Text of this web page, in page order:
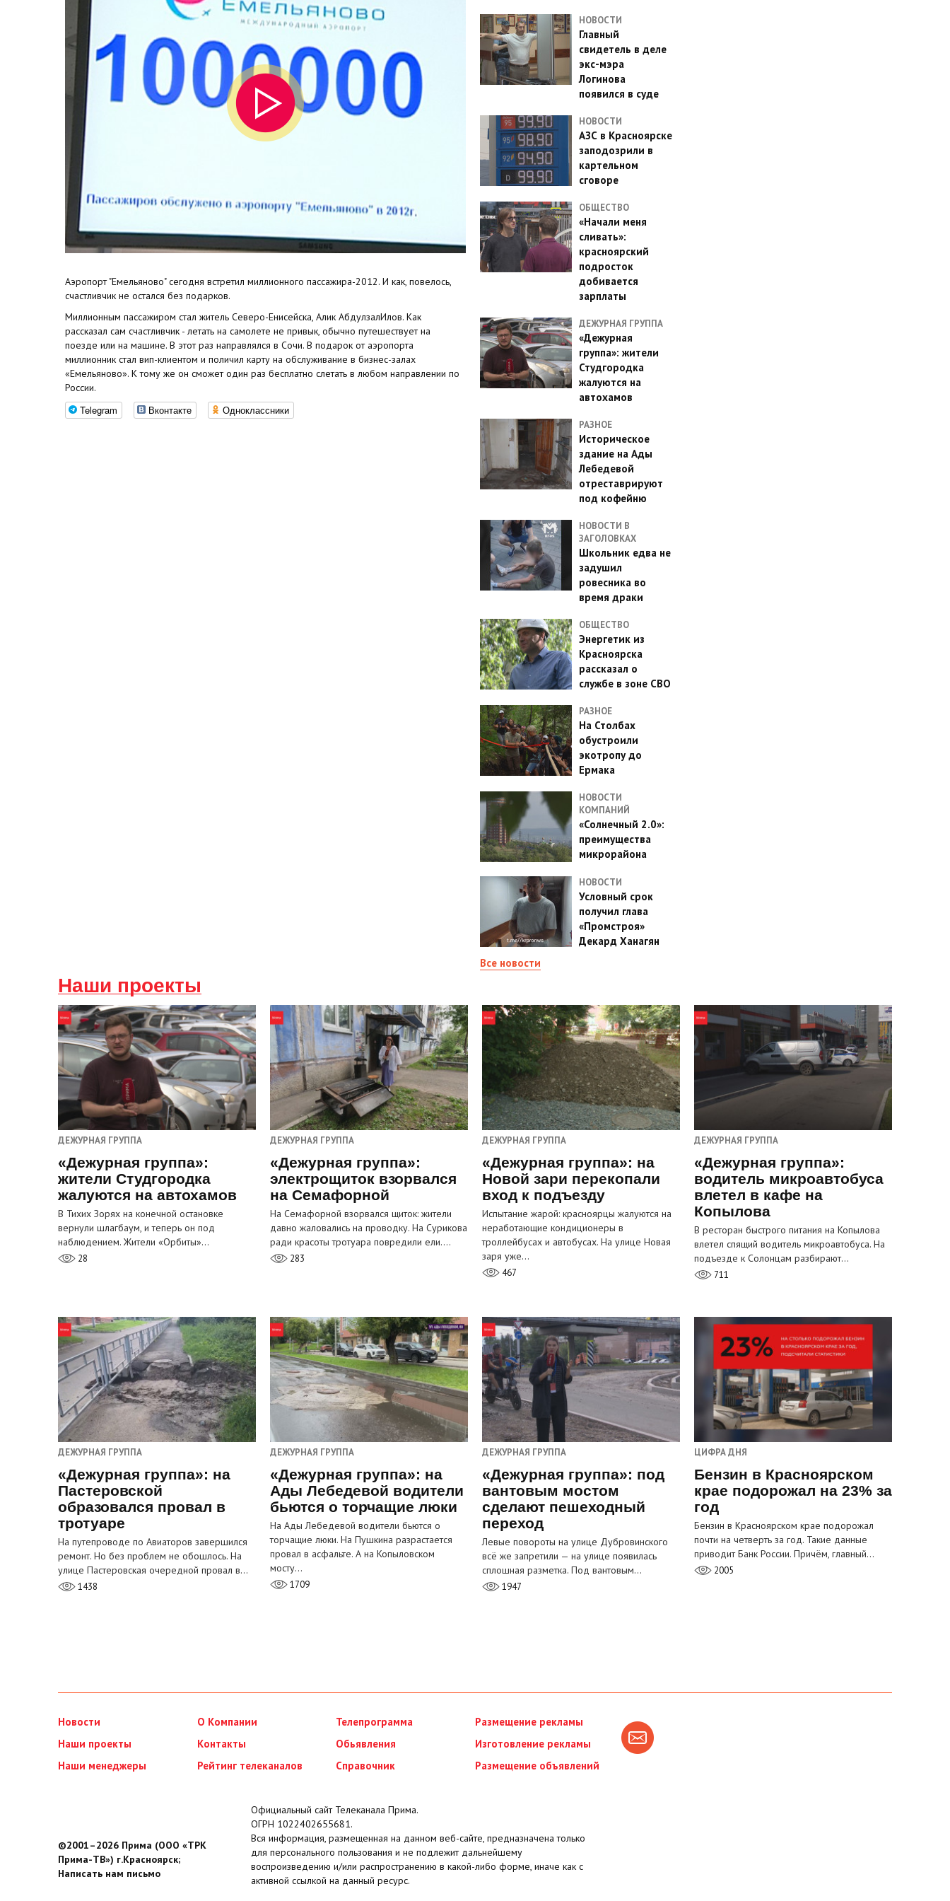
Аэропорт "Емельяново" сегодня встретил миллионного пассажира-2012. И как, повелось,
счастливчик не остался без подарков.
Миллионным пассажиром стал житель Северо-Енисейска, Алик АбдулзалИлов. Как
рассказал сам счастливчик - летать на самолете не привык, обычно путешествует на
поезде или на машине. В этот раз направлялся в Сочи. В подарок от аэропорта
миллионник стал вип-клиентом и поличил карту на обслуживание в бизнес-залах
«Емельяново». К тому же он сможет один раз бесплатно слетать в любом направлении по
России.
Telegram Вконтакте Одноклассники
НОВОСТИ
Главный
свидетель в деле
экс-мэра
Логинова
появился в суде
НОВОСТИ
АЗС в Красноярске
заподозрили в
картельном
сговоре
ОБЩЕСТВО
«Начали меня
сливать»:
красноярский
подросток
добивается
зарплаты
ДЕЖУРНАЯ ГРУППА
«Дежурная
группа»: жители
Студгородка
жалуются на
автохамов
РАЗНОЕ
Историческое
здание на Ады
Лебедевой
отреставрируют
под кофейню
НОВОСТИ В
ЗАГОЛОВКАХ
Школьник едва не
задушил
ровесника во
время драки
ОБЩЕСТВО
Энергетик из
Красноярска
рассказал о
службе в зоне СВО
РАЗНОЕ
На Столбах
обустроили
экотропу до
Ермака
НОВОСТИ
КОМПАНИЙ
«Солнечный 2.0»:
преимущества
микрорайона
НОВОСТИ
Условный срок
получил глава
«Промстроя»
Декард Ханагян
Все новости
Наши проекты
ДЕЖУРНАЯ ГРУППА
«Дежурная группа»:
жители Студгородка
жалуются на автохамов
В Тихих Зорях на конечной остановке
вернули шлагбаум, и теперь он под
наблюдением. Жители «Орбиты»…
28
ДЕЖУРНАЯ ГРУППА
«Дежурная группа»:
электрощиток взорвался
на Семафорной
На Семафорной взорвался щиток: жители
давно жаловались на проводку. На Сурикова
ради красоты тротуара повредили ели.…
283
ДЕЖУРНАЯ ГРУППА
«Дежурная группа»: на
Новой зари перекопали
вход к подъезду
Испытание жарой: красноярцы жалуются на
неработающие кондиционеры в
троллейбусах и автобусах. На улице Новая
заря уже…
467
ДЕЖУРНАЯ ГРУППА
«Дежурная группа»:
водитель микроавтобуса
влетел в кафе на
Копылова
В ресторан быстрого питания на Копылова
влетел спящий водитель микроавтобуса. На
подъезде к Солонцам разбирают…
711
ДЕЖУРНАЯ ГРУППА
«Дежурная группа»: на
Пастеровской
образовался провал в
тротуаре
На путепроводе по Авиаторов завершился
ремонт. Но без проблем не обошлось. На
улице Пастеровская очередной провал в…
1438
ДЕЖУРНАЯ ГРУППА
«Дежурная группа»: на
Ады Лебедевой водители
бьются о торчащие люки
На Ады Лебедевой водители бьются о
торчащие люки. На Пушкина разрастается
провал в асфальте. А на Копыловском
мосту…
1709
ДЕЖУРНАЯ ГРУППА
«Дежурная группа»: под
вантовым мостом
сделают пешеходный
переход
Левые повороты на улице Дубровинского
всё же запретили — на улице появилась
сплошная разметка. Под вантовым…
1947
ЦИФРА ДНЯ
Бензин в Красноярском
крае подорожал на 23% за
год
Бензин в Красноярском крае подорожал
почти на четверть за год. Такие данные
приводит Банк России. Причём, главный…
2005
Новости
Наши проекты
Наши менеджеры
О Компании
Контакты
Рейтинг телеканалов
Телепрограмма
Обьявления
Справочник
Размещение рекламы
Изготовление рекламы
Размещение объявлений
©2001–2026 Прима (ООО «ТРК
Прима-ТВ») г.Красноярск;
Написать нам письмо
Официальный сайт Телеканала Прима.
ОГРН 1022402655681.
Вся информация, размещенная на данном веб-сайте, предназначена только
для персонального пользования и не подлежит дальнейшему
воспроизведению и/или распространению в какой-либо форме, иначе как с
активной ссылкой на данный ресурс.